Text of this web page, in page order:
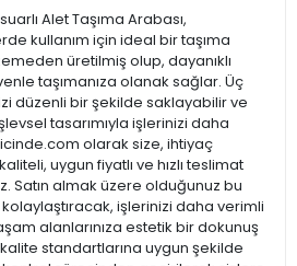
Alet Taşıma Arabası,
kullanım için ideal bir taşıma
üretilmiş olup, dayanıklı
taşımanıza olanak sağlar. Üç
düzenli bir şekilde saklayabilir ve
tasarımıyla işlerinizi daha
olarak size, ihtiyaç
uygun fiyatlı ve hızlı teslimat
Satın almak üzere olduğunuz bu
kolaylaştıracak, işlerinizi daha verimli
alanlarınıza estetik bir dokunuş
standartlarına uygun şekilde